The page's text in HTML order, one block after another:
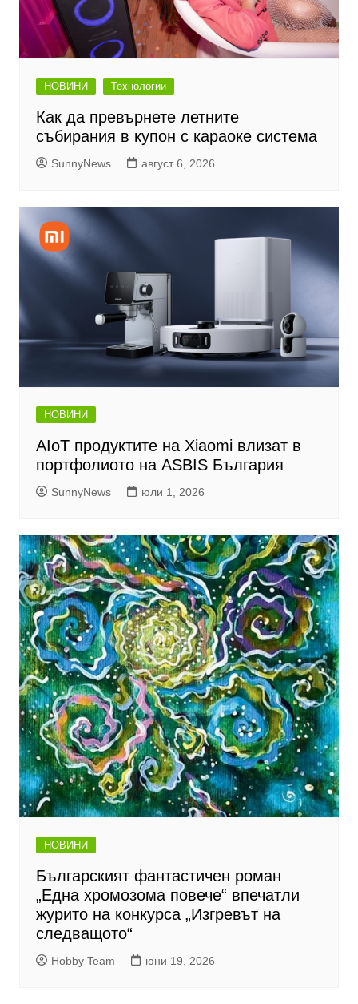
НОВИНИ Технологии
Как да превърнете летните
събирания в купон с караоке система
SunnyNews август 6, 2026
НОВИНИ
AIoT продуктите на Xiaomi влизат в
портфолиото на ASBIS България
SunnyNews юли 1, 2026
НОВИНИ
Българският фантастичен роман
„Една хромозома повече“ впечатли
журито на конкурса „Изгревът на
следващото“
Hobby Team юни 19, 2026